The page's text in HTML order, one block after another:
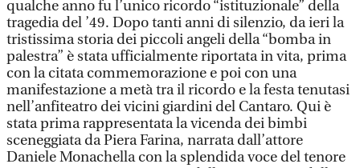
qualche anno fu l’unico ricordo “istituzionale” della
tragedia del ’49. Dopo tanti anni di silenzio, da ieri la
tristissima storia dei piccoli angeli della “bomba in
palestra” è stata ufficialmente riportata in vita, prima
con la citata commemorazione e poi con una
manifestazione a metà tra il ricordo e la festa tenutasi
nell’anfiteatro dei vicini giardini del Cantaro. Qui è
stata prima rappresentata la vicenda dei bimbi
sceneggiata da Piera Farina, narrata dall’attore
Daniele Monachella con la splendida voce del tenore